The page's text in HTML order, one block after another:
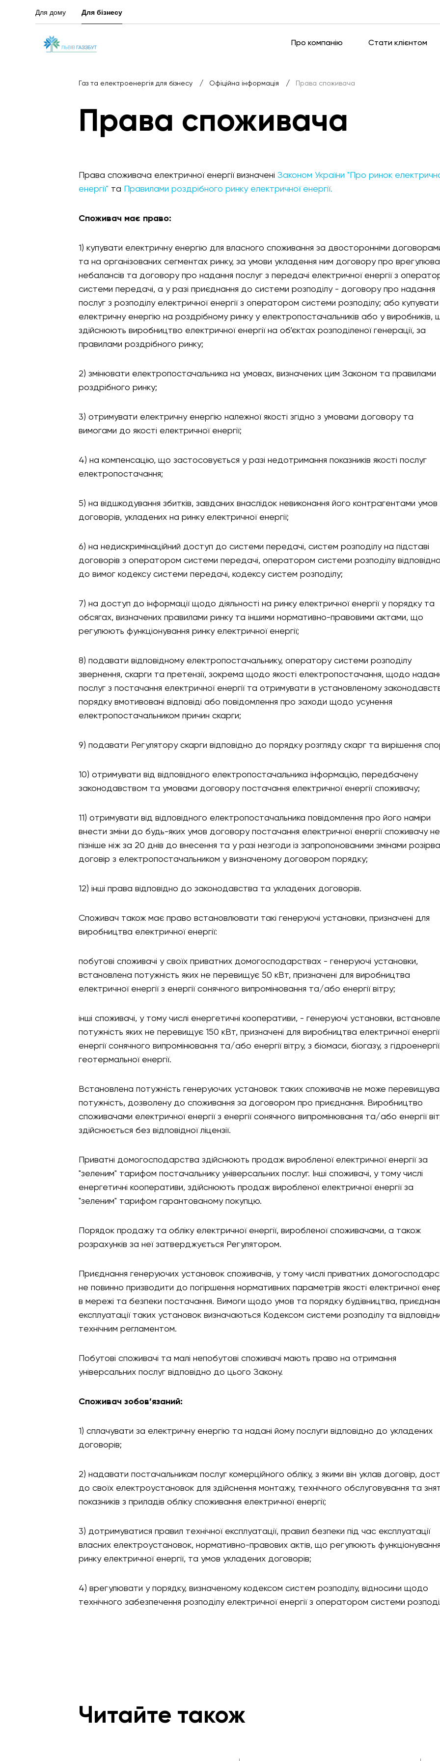
Для дому Для бізнесу
Про компанію Стати клієнтом
Газ та електроенергія для бізнесу / Офіційна інформація / Права споживача
Права споживача
Права споживача електричної енергії визначені Законом України "Про ринок
енергії" та Правилами роздрібного ринку електричної енергії.
Споживач має право:
1) купувати електричну енергію для власного споживання за двосторонніми
та на організованих сегментах ринку, за умови укладення ним договору про
небалансів та договору про надання послуг з передачі електричної енергії з
системи передачі, а у разі приєднання до системи розподілу - договору про надання
послуг з розподілу електричної енергії з оператором системи розподілу; або купувати
електричну енергію на роздрібному ринку у електропостачальників або у виробників,
здійснюють виробництво електричної енергії на об’єктах розподіленої генерації, за
правилами роздрібного ринку;
2) змінювати електропостачальника на умовах, визначених цим Законом та правилами
роздрібного ринку;
3) отримувати електричну енергію належної якості згідно з умовами договору та
вимогами до якості електричної енергії;
4) на компенсацію, що застосовується у разі недотримання показників якості послуг
електропостачання;
5) на відшкодування збитків, завданих внаслідок невиконання його контрагентами умов
договорів, укладених на ринку електричної енергії;
6) на недискримінаційний доступ до системи передачі, систем розподілу на підставі
договорів з оператором системи передачі, оператором системи розподілу відповідно
до вимог кодексу системи передачі, кодексу систем розподілу;
7) на доступ до інформації щодо діяльності на ринку електричної енергії у порядку та
обсягах, визначених правилами ринку та іншими нормативно-правовими актами, що
регулюють функціонування ринку електричної енергії;
8) подавати відповідному електропостачальнику, оператору системи розподілу
звернення, скарги та претензії, зокрема щодо якості електропостачання, щодо
послуг з постачання електричної енергії та отримувати в установленому
порядку вмотивовані відповіді або повідомлення про заходи щодо усунення
електропостачальником причин скарги;
9) подавати Регулятору скарги відповідно до порядку розгляду скарг та вирішення
10) отримувати від відповідного електропостачальника інформацію, передбачену
законодавством та умовами договору постачання електричної енергії споживачу;
11) отримувати від відповідного електропостачальника повідомлення про його наміри
внести зміни до будь-яких умов договору постачання електричної енергії споживачу не
пізніше ніж за 20 днів до внесення та у разі незгоди із запропонованими змінами
договір з електропостачальником у визначеному договором порядку;
12) інші права відповідно до законодавства та укладених договорів.
Споживач також має право встановлювати такі генеруючі установки, призначені для
виробництва електричної енергії:
побутові споживачі у своїх приватних домогосподарствах - генеруючі установки,
встановлена потужність яких не перевищує 50 кВт, призначені для виробництва
електричної енергії з енергії сонячного випромінювання та/або енергії вітру;
інші споживачі, у тому числі енергетичні кооперативи, - генеруючі установки,
потужність яких не перевищує 150 кВт, призначені для виробництва електричної енергії
енергії сонячного випромінювання та/або енергії вітру, з біомаси, біогазу, з
геотермальної енергії.
Встановлена потужність генеруючих установок таких споживачів не може
потужність, дозволену до споживання за договором про приєднання. Виробництво
споживачами електричної енергії з енергії сонячного випромінювання та/або енергії
здійснюється без відповідної ліцензії.
Приватні домогосподарства здійснюють продаж виробленої електричної енергії за
"зеленим" тарифом постачальнику універсальних послуг. Інші споживачі, у тому числі
енергетичні кооперативи, здійснюють продаж виробленої електричної енергії за
"зеленим" тарифом гарантованому покупцю.
Порядок продажу та обліку електричної енергії, виробленої споживачами, а також
розрахунків за неї затверджується Регулятором.
Приєднання генеруючих установок споживачів, у тому числі приватних
не повинно призводити до погіршення нормативних параметрів якості електричної
в мережі та безпеки постачання. Вимоги щодо умов та порядку будівництва,
експлуатації таких установок визначаються Кодексом системи розподілу та
технічним регламентом.
Побутові споживачі та малі непобутові споживачі мають право на отримання
універсальних послуг відповідно до цього Закону.
Споживач зобов’язаний:
1) сплачувати за електричну енергію та надані йому послуги відповідно до укладених
договорів;
2) надавати постачальникам послуг комерційного обліку, з якими він уклав договір,
до своїх електроустановок для здійснення монтажу, технічного обслуговування та
показників з приладів обліку споживання електричної енергії;
3) дотримуватися правил технічної експлуатації, правил безпеки під час експлуатації
власних електроустановок, нормативно-правових актів, що регулюють функціонування
ринку електричної енергії, та умов укладених договорів;
4) врегулювати у порядку, визначеному кодексом систем розподілу, відносини щодо
технічного забезпечення розподілу електричної енергії з оператором системи
Читайте також